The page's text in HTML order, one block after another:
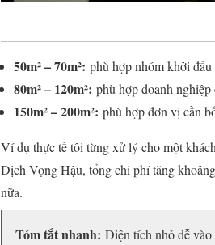
50m² – 70m²: phù hợp nhóm khởi
80m² – 120m²: phù hợp doanh
150m² – 200m²: phù hợp đơn vị cần
Ví dụ thực tế tôi từng xử lý cho một
Dịch Vọng Hậu, tổng chi phí tăng
nữa.
Tóm tắt nhanh: Diện tích nhỏ dễ